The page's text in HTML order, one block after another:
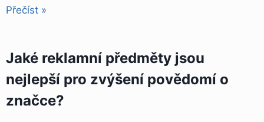
Přečíst »
Jaké reklamní předměty jsou
nejlepší pro zvýšení povědomí o
značce?